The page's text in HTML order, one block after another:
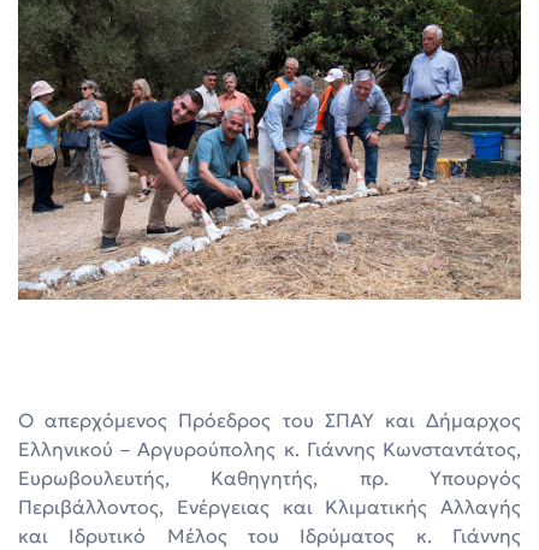
Ο απερχόμενος Πρόεδρος του ΣΠΑΥ και Δήμαρχος
Ελληνικού – Αργυρούπολης κ. Γιάννης Κωνσταντάτος,
Ευρωβουλευτής, Καθηγητής, πρ. Υπουργός
Περιβάλλοντος, Ενέργειας και Κλιματικής Αλλαγής
και Ιδρυτικό Μέλος του Ιδρύματος κ. Γιάννης